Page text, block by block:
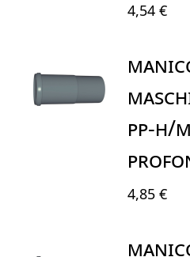
4,54 €
PP-H/
4,85 €